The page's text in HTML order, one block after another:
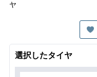
ヤ
選択したタイヤ